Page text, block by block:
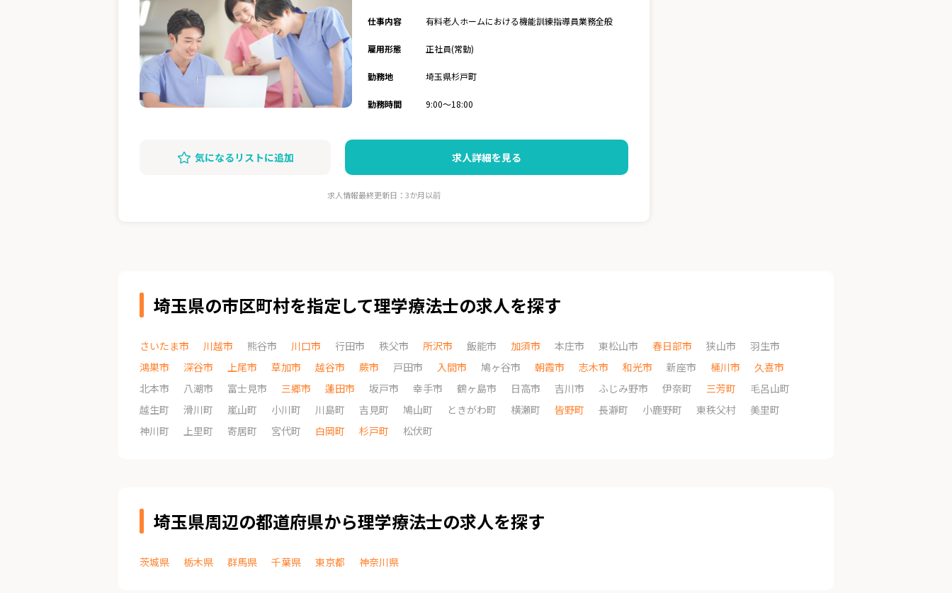
仕事内容 有料老人ホームにおける機能訓練指導員業務全般
雇用形態 正社員(常勤)
勤務地 埼玉県杉戸町
勤務時間 9:00～18:00
気になるリストに追加 求人詳細を見る
求人情報最終更新日：3か月以前
埼玉県の市区町村を指定して理学療法士の求人を探す
さいたま市 川越市 熊谷市 川口市 行田市 秩父市 所沢市 飯能市 加須市 本庄市 東松山市 春日部市 狭山市
羽生市
鴻巣市
深谷市 上尾市 草加市 越谷市 蕨市 戸田市 入間市 鳩ヶ谷市 朝霞市 志木市 和光市 新座市 桶川市
久喜市
北本市
八潮市 富士見市 三郷市 蓮田市 坂戸市 幸手市 鶴ヶ島市 日高市 吉川市 ふじみ野市 伊奈町 三芳町
毛呂山町
越生町
滑川町 嵐山町 小川町 川島町 吉見町 鳩山町 ときがわ町 横瀬町 皆野町 長瀞町 小鹿野町 東秩父村
美里町
神川町
上里町 寄居町 宮代町 白岡町 杉戸町 松伏町
埼玉県周辺の都道府県から理学療法士の求人を探す
茨城県 栃木県 群馬県 千葉県 東京都 神奈川県